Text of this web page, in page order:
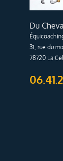
Du
31, rue du
78720 La